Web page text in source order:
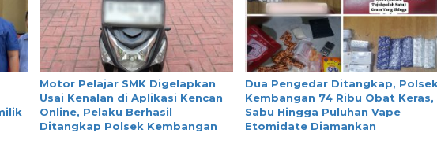
Motor Pelajar SMK Digelapkan
Usai Kenalan di Aplikasi Kencan
Online, Pelaku Berhasil
Ditangkap Polsek Kembangan
Dua Pengedar Ditangkap, Polsek
Kembangan 74 Ribu Obat Keras,
Sabu Hingga Puluhan Vape
Etomidate Diamankan